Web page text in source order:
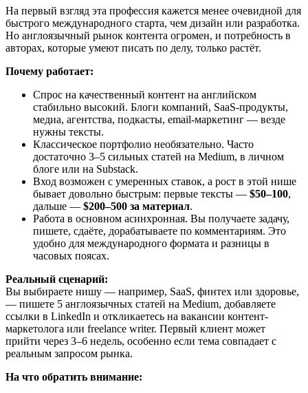
На первый взгляд эта профессия кажется менее очевидной для
быстрого международного старта, чем дизайн или разработка.
Но англоязычный рынок контента огромен, и потребность в
авторах, которые умеют писать по делу, только растёт.
Почему работает:
Спрос на качественный контент на английском
стабильно высокий. Блоги компаний, SaaS-продукты,
медиа, агентства, подкасты, email-маркетинг — везде
нужны тексты.
Классическое портфолио необязательно. Часто
достаточно 3–5 сильных статей на Medium, в личном
блоге или на Substack.
Вход возможен с умеренных ставок, а рост в этой нише
бывает довольно быстрым: первые тексты — $50–100,
дальше — $200–500 за материал.
Работа в основном асинхронная. Вы получаете задачу,
пишете, сдаёте, дорабатываете по комментариям. Это
удобно для международного формата и разницы в
часовых поясах.
Реальный сценарий:
Вы выбираете нишу — например, SaaS, финтех или здоровье,
— пишете 5 англоязычных статей на Medium, добавляете
ссылки в LinkedIn и откликаетесь на вакансии контент-
маркетолога или freelance writer. Первый клиент может
прийти через 3–6 недель, особенно если тема совпадает с
реальным запросом рынка.
На что обратить внимание: